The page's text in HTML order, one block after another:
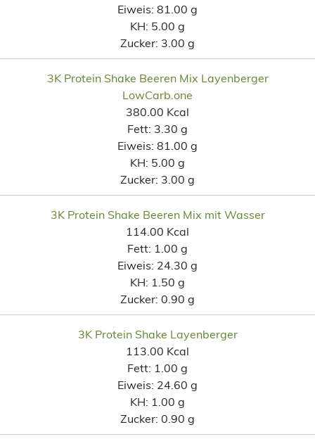
Eiweis: 81.00 g
KH: 5.00 g
Zucker: 3.00 g
3K Protein Shake Beeren Mix Layenberger
LowCarb.one
380.00 Kcal
Fett: 3.30 g
Eiweis: 81.00 g
KH: 5.00 g
Zucker: 3.00 g
3K Protein Shake Beeren Mix mit Wasser
114.00 Kcal
Fett: 1.00 g
Eiweis: 24.30 g
KH: 1.50 g
Zucker: 0.90 g
3K Protein Shake Layenberger
113.00 Kcal
Fett: 1.00 g
Eiweis: 24.60 g
KH: 1.00 g
Zucker: 0.90 g